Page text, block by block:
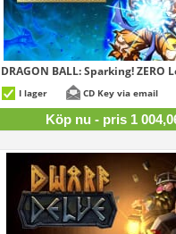
DRAGON BALL: Sparking! ZERO
1
I lager CD Key via email
Köp nu - pris 1